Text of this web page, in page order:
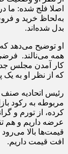
اصلا فلج شده: ما
به‌لحاظ خرید و
بدل شده‌اند.
او توضیح می‌دهد
همه می‌نالند.
کار آمدن مجلس
که از نظر او به یک
رئیس اتحادیه
مربوطه به رکود
کرده، از تورم و
عرضه داریم و هم
قیمت‌ها بالا
افت قیمت داریم.